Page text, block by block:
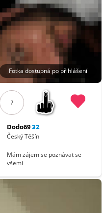
Fotka dostupná po přihlášení
?
Dodo6932
Český Těšín
Mám zájem se poznávat se
všemi